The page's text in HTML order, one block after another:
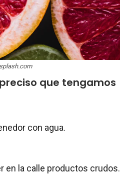
que tengamos
con agua.
en la calle productos crudos.